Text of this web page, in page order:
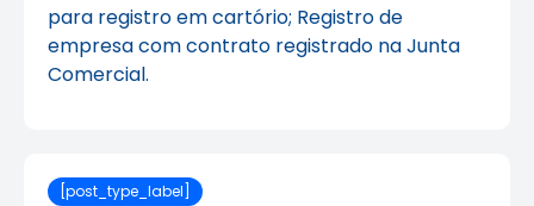
para registro em cartório; Registro de
empresa com contrato registrado na Junta
Comercial.
[post_type_label]